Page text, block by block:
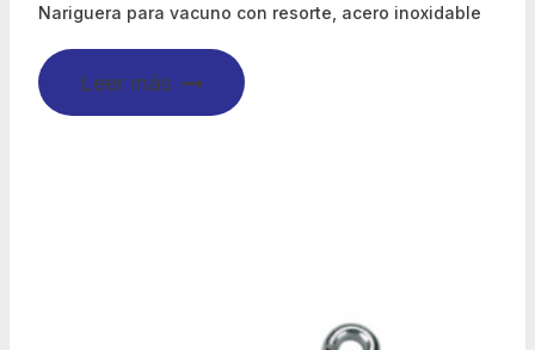
Nariguera para vacuno con resorte, acero inoxidable
Leer más